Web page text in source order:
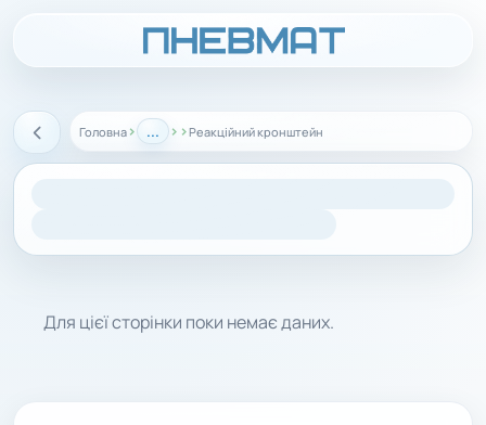
Назад Головна › ... › ›Реакційний кронштейн
Для цієї сторінки поки немає даних.